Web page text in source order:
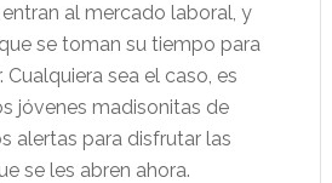
al mercado laboral, y
se toman su tiempo para
Cualquiera sea el caso, es
jóvenes madisonitas de
alertas para disfrutar las
se les abren ahora.